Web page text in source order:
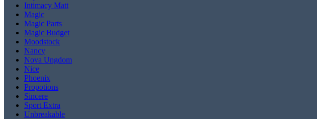
Intimacy Matt
Magic
Magic Parts
Magic Budget
Moodstock
Nancy
Nova Ungdom
Nice
Phoenix
Propotions
Sincere
Sport Extra
Unbreakable